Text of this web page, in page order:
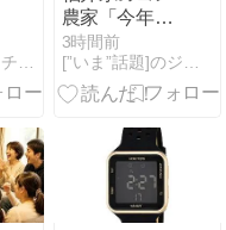
札幌の金・プラチナ買取ならゴールドラボ
農家「今年は
コメを売って
くれと業者が
来ない！高市
い！もう愛想
尽かし
た！！！」
3時間前
[”いま”話題]のジャンル速報スペシャルまとめ